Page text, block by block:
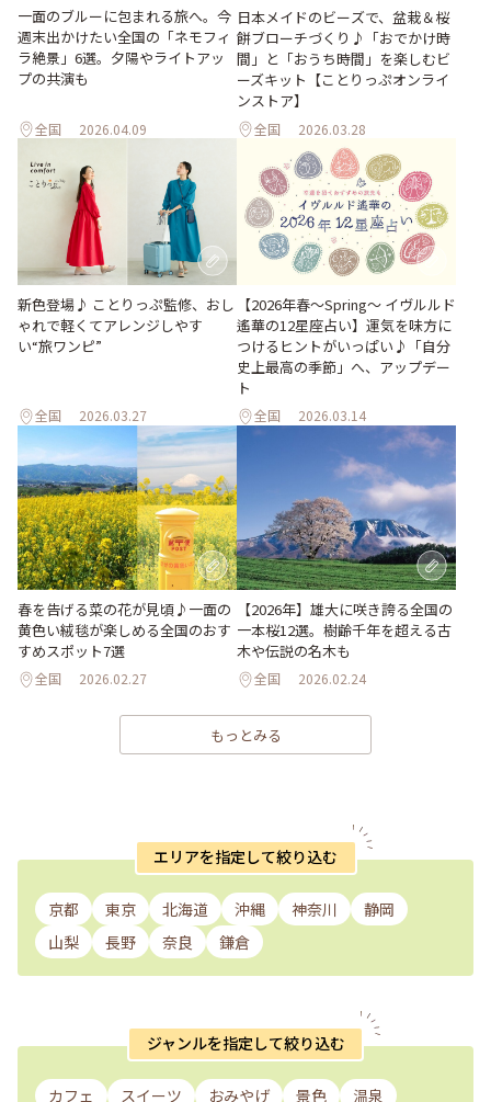
一面のブルーに包まれる旅へ。今
週末出かけたい全国の「ネモフィ
ラ絶景」6選。夕陽やライトアッ
プの共演も
全国 2026.04.09
日本メイドのビーズで、盆栽＆桜
餅ブローチづくり♪「おでかけ時
間」と「おうち時間」を楽しむビ
ーズキット【ことりっぷオンライ
ンストア】
全国 2026.03.28
新色登場♪ ことりっぷ監修、おし
ゃれで軽くてアレンジしやす
い“旅ワンピ”
全国 2026.03.27
【2026年春～Spring～ イヴルルド
遙華の12星座占い】運気を味方に
つけるヒントがいっぱい♪「自分
史上最高の季節」へ、アップデー
ト
全国 2026.03.14
春を告げる菜の花が見頃♪一面の
黄色い絨毯が楽しめる全国のおす
すめスポット7選
全国 2026.02.27
【2026年】雄大に咲き誇る全国の
一本桜12選。樹齢千年を超える古
木や伝説の名木も
全国 2026.02.24
もっとみる
エリアを指定して絞り込む
京都 東京 北海道 沖縄 神奈川
静岡
山梨
長野 奈良 鎌倉
ジャンルを指定して絞り込む
カフェ スイーツ おみやげ 景色 温泉